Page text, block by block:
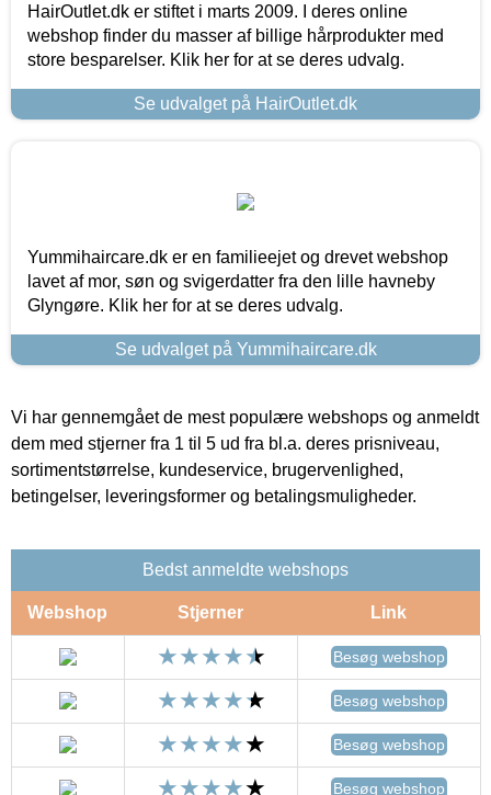
HairOutlet.dk er stiftet i marts 2009. I deres online
webshop finder du masser af billige hårprodukter med
store besparelser. Klik her for at se deres udvalg.
Se udvalget på HairOutlet.dk
Yummihaircare.dk er en familieejet og drevet webshop
lavet af mor, søn og svigerdatter fra den lille havneby
Glyngøre. Klik her for at se deres udvalg.
Se udvalget på Yummihaircare.dk
Vi har gennemgået de mest populære webshops og anmeldt
dem med stjerner fra 1 til 5 ud fra bl.a. deres prisniveau,
sortimentstørrelse, kundeservice, brugervenlighed,
betingelser, leveringsformer og betalingsmuligheder.
Bedst anmeldte webshops
Webshop Stjerner Link
Besøg webshop
Besøg webshop
Besøg webshop
Besøg webshop